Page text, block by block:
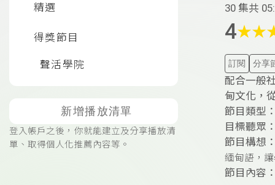
精選
得獎節目
聲活學院
新增播放清單
登入帳戶之後，你就能建立及分享播放清
單、取得個人化推薦內容等。
30 集共
4★★
訂閱 分享
配合一般
甸文化，
節目類型
目標聽眾
節目構想
緬甸語，
節目內容